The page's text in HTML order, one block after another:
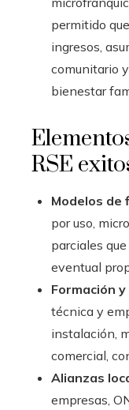
permitido
ingresos,
comunitario
bienestar
RSE
Modelos de
por uso,
parciales
eventual
Formación
técnica y
instalación,
comercial,
Alianzas
empresas,